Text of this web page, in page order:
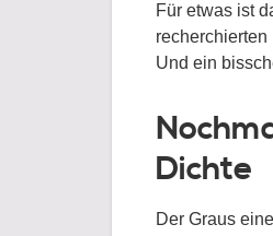
Für etwas ist
Und ein
Dichte
Der Graus